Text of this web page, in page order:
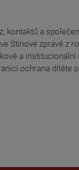
kontaktů a
Stínové zprávě z
a
ochrana dítěte